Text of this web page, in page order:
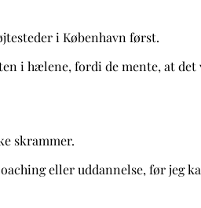
i København først.
i hælene, fordi de mente, at
skrammer.
eller uddannelse, før jeg